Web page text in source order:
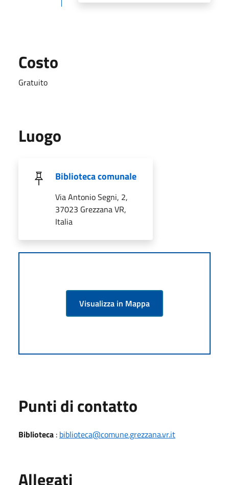
Costo
Gratuito
Luogo
Biblioteca comunale
Via Antonio Segni, 2,
37023 Grezzana VR,
Italia
Visualizza in Mappa
Punti di contatto
Biblioteca : biblioteca@comune.grezzana.vr.it
Allegati